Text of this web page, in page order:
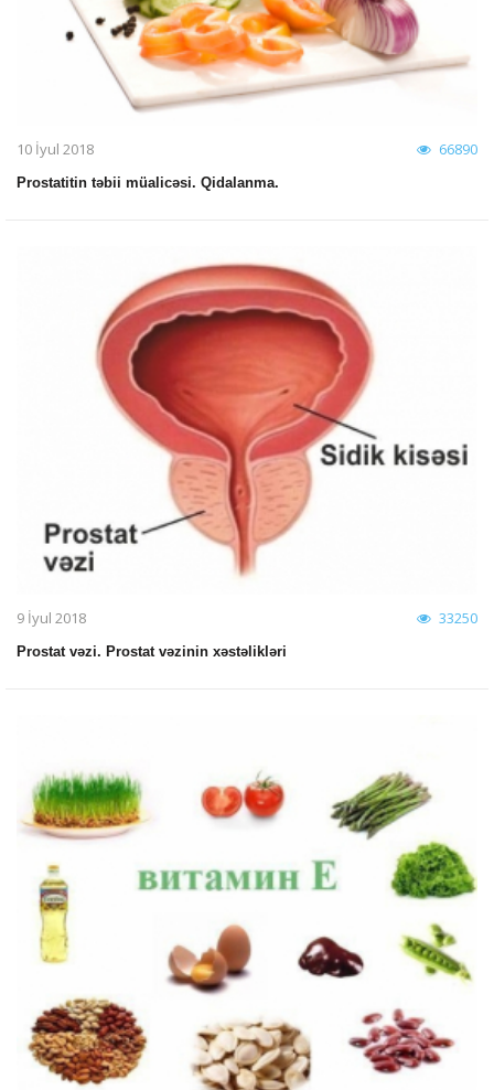
10 İyul 2018 66890
Prostatitin təbii müalicəsi. Qidalanma.
9 İyul 2018 33250
Prostat vəzi. Prostat vəzinin xəstəlikləri